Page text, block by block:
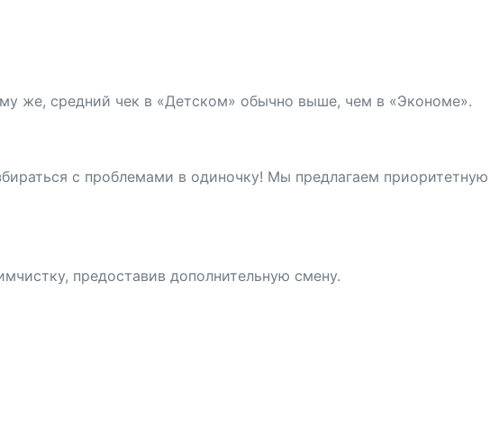
же, средний чек в «Детском» обычно выше, чем в «Экономе».
с проблемами в одиночку! Мы предлагаем приоритетную
предоставив дополнительную смену.